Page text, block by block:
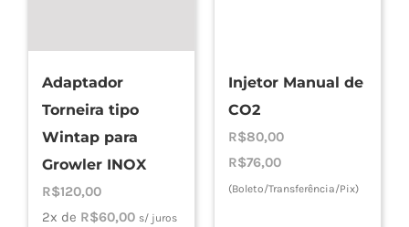
na
página
do
produto
Adaptador
Torneira tipo
Wintap para
Growler INOX
R$120,00
2x de R$60,00 s/ juros
Injetor Manual de
CO2
R$80,00
R$76,00
(Boleto/Transferência/Pix)